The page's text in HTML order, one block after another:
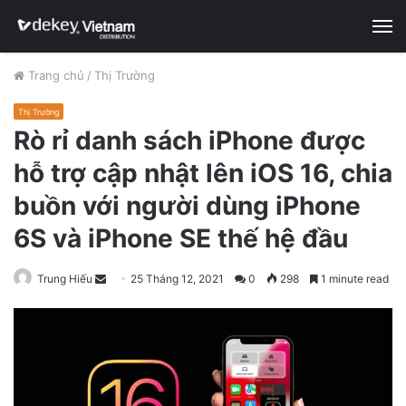
Trang chủ / Thị Trường
Thị Trường
Rò rỉ danh sách iPhone được
hỗ trợ cập nhật lên iOS 16, chia
buồn với người dùng iPhone
6S và iPhone SE thế hệ đầu
Trung Hiếu
a
n
25 Tháng 12, 2021 0 298 1 minute read